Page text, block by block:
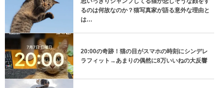
るのは何故なのか？猫写真家が語る意外な理由と
は…
20:00の奇跡！猫の目がスマホの時刻にシンデレ
ラフィット→あまりの偶然に8万いいねの大反響